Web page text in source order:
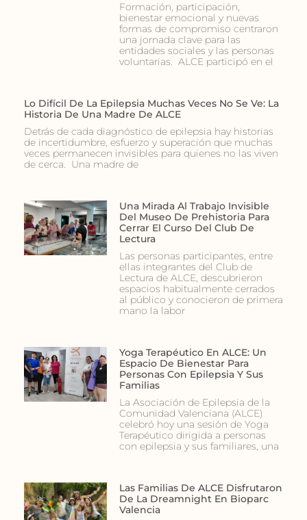
Formación, participación,
bienestar emocional y nuevas
formas de compromiso centraron
una jornada clave para las
entidades sociales y las personas
voluntarias. ALCE participó en el
Lo Difícil De La Epilepsia Muchas Veces No Se Ve: La
Historia De Una Madre De ALCE
Detrás de cada diagnóstico de epilepsia hay historias
de incertidumbre, esfuerzo y superación que muchas
veces permanecen invisibles para quienes no las viven
de cerca. Una madre de
Una Mirada Al Trabajo Invisible
Del Museo De Prehistoria Para
Cerrar El Curso Del Club De
Lectura
Las personas participantes, entre
ellas integrantes del Club de
Lectura de ALCE, descubrieron
espacios habitualmente cerrados
al público y conocieron de primera
mano la labor
Yoga Terapéutico En ALCE: Un
Espacio De Bienestar Para
Personas Con Epilepsia Y Sus
Familias
La Asociación de Epilepsia de la
Comunidad Valenciana (ALCE)
celebró hoy una sesión de Yoga
Terapéutico dirigida a personas
con epilepsia y sus familiares, una
Las Familias De ALCE Disfrutaron
De La Dreamnight En Bioparc
Valencia